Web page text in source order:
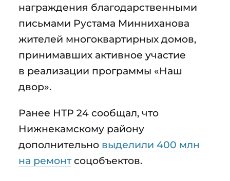
награждения благодарственными
письмами Рустама Минниханова
жителей многоквартирных домов,
принимавших активное участие
в реализации программы «Наш
двор».
Ранее НТР 24 сообщал, что
Нижнекамскому району
дополнительно выделили 400 млн
на ремонтсоцобъектов.